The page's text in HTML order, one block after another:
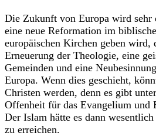
Die Zukunft von Europa wird sehr
eine neue Reformation im
europäischen Kirchen geben wird,
Erneuerung der Theologie, eine
Gemeinden und eine
Europa. Wenn dies geschieht,
Christen werden, denn es gibt
Offenheit für das Evangelium und
Der Islam hätte es dann
zu erreichen.